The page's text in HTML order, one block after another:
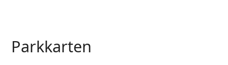
Parkkarten